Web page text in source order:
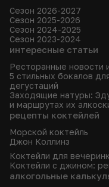
Сезон 2026-2027
Сезон 2025-2026
Сезон 2024-2025
Сезон 2023-2024
интересные статьи
Ресторанные новости
5 стильных бокалов
дегустаций
Заходящие натуры:
и маршрутах их
рецепты коктейлей
Морской коктейль
Джон Коллинз
Коктейли для
Коктейли с джином:
алкогольные